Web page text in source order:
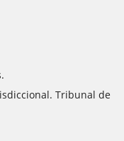
Tribunal de